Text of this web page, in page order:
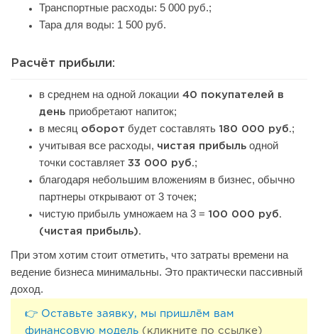
Транспортные расходы: 5 000 руб.;
Тара для воды: 1 500 руб.
Расчёт прибыли:
в среднем на одной локации 40 покупателей в
день приобретают напиток;
в месяц оборот будет составлять 180 000 руб. ;
учитывая все расходы, чистая прибыль одной
точки составляет 33 000 руб. ;
благодаря небольшим вложениям в бизнес, обычно
партнеры открывают от 3 точек;
чистую прибыль умножаем на 3 = 100 000 руб.
(чистая прибыль).
При этом хотим стоит отметить, что затраты времени на
ведение бизнеса минимальны. Это практически пассивный
доход.
👉 Оставьте заявку, мы пришлём вам
финансовую модель (кликните по ссылке)